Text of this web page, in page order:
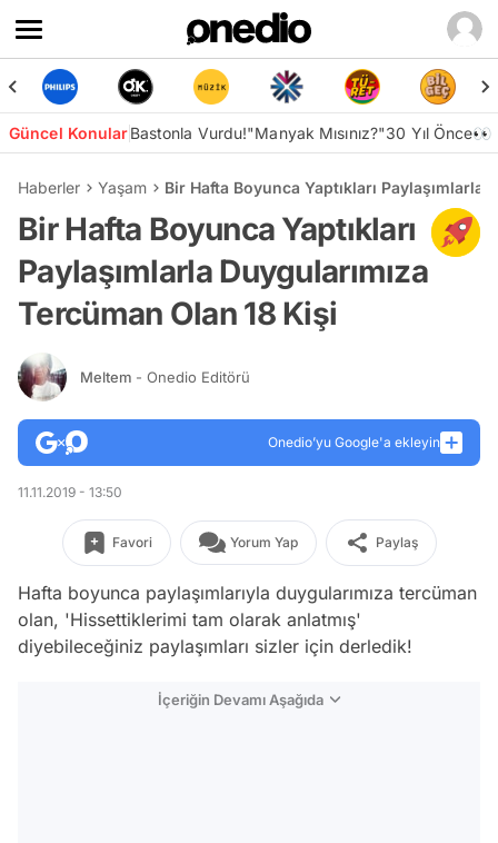
Güncel KonularBastonla Vurdu!"Manyak Mısınız?"30 Yıl Önce👀
Haberler Yaşam Bir Hafta Boyunca Yaptıkları Paylaşımlarla
Bir Hafta Boyunca Yaptıkları
Paylaşımlarla Duygularımıza
Tercüman Olan 18 Kişi
Meltem - Onedio Editörü
Onedio’yu Google'a ekleyin
11.11.2019 - 13:50
Favori Yorum Yap Paylaş
Hafta boyunca paylaşımlarıyla duygularımıza tercüman
olan, 'Hissettiklerimi tam olarak anlatmış'
diyebileceğiniz paylaşımları sizler için derledik!
İçeriğin Devamı Aşağıda